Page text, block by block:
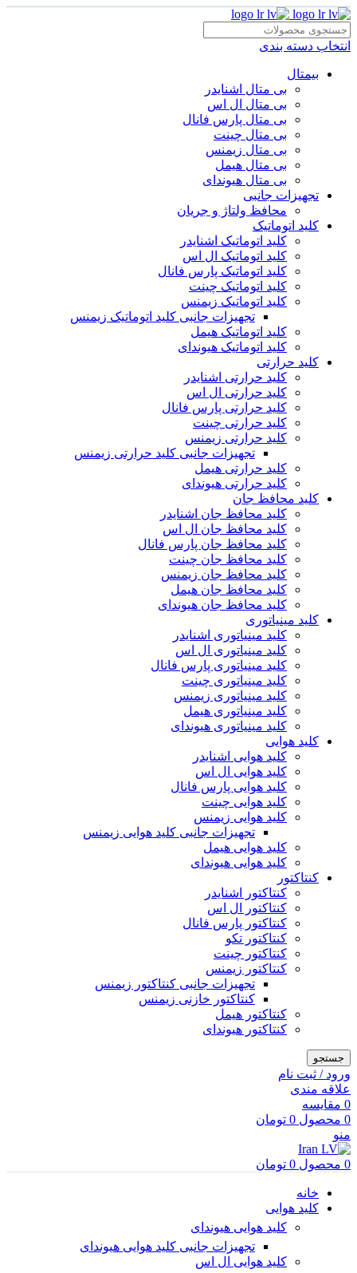
انتخاب دسته بندی
بیمتال
بی متال اشنایدر
بی متال ال اس
بی متال پارس فانال
بی متال چینت
بی متال زیمنس
بی متال هیمل
بی متال هیوندای
تجهیزات جانبی
محافظ ولتاژ و‌ جریان
کلید اتوماتیک
کلید اتوماتیک اشنایدر
کلید اتوماتیک ال اس
کلید اتوماتیک پارس فانال
کلید اتوماتیک چینت
کلید اتوماتیک زیمنس
تجهیزات جانبی کلید اتوماتیک زیمنس
کلید اتوماتیک هیمل
کلید اتوماتیک هیوندای
کلید حرارتی
کلید حرارتی اشنایدر
کلید حرارتی ال اس
کلید حرارتی پارس فانال
کلید حرارتی چینت
کلید حرارتی زیمنس
تجهیزات جانبی کلید حرارتی زیمنس
کلید حرارتی هیمل
کلید حرارتی هیوندای
کلید محافظ جان
کلید محافظ جان اشنایدر
کلید محافظ جان ال اس
کلید محافظ جان پارس فانال
کلید محافظ جان چینت
کلید محافظ جان زیمنس
کلید محافظ جان هیمل
کلید محافظ جان هیوندای
کلید مینیاتوری
کلید مینیاتوری اشنایدر
کلید مینیاتوری ال اس
کلید مینیاتوری پارس فانال
کلید مینیاتوری چینت
کلید مینیاتوری زیمنس
کلید مینیاتوری هیمل
کلید مینیاتوری هیوندای
کلید هوایی
کلید هوایی اشنایدر
کلید هوایی ال اس
کلید هوایی پارس فانال
کلید هوایی چینت
کلید هوایی زیمنس
تجهیزات جانبی کلید هوایی زیمنس
کلید هوایی هیمل
کلید هوایی هیوندای
کنتاکتور
کنتاکتور اشنایدر
کنتاکتور ال اس
کنتاکتور پارس فانال
کنتاکتور تکو
کنتاکتور چینت
کنتاکتور زیمنس
تجهیزات جانبی کنتاکتور زیمنس
کنتاکتور خازنی زیمنس
کنتاکتور هیمل
کنتاکتور هیوندای
جستجو
ورود / ثبت نام
علاقه مندی
0 مقایسه
0 محصول 0 تومان
منو
0 محصول 0 تومان
خانه
کلید هوایی
کلید هوایی هیوندای
تجهیزات جانبی کلید هوایی هیوندای
کلید هوایی ال اس